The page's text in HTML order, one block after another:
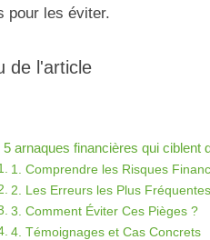
pour les éviter.
de l'article
5 arnaques financières qui ciblent
1. Comprendre les Risques
2. Les Erreurs les Plus Fréquentes
3. Comment Éviter Ces Pièges ?
4. Témoignages et Cas Concrets